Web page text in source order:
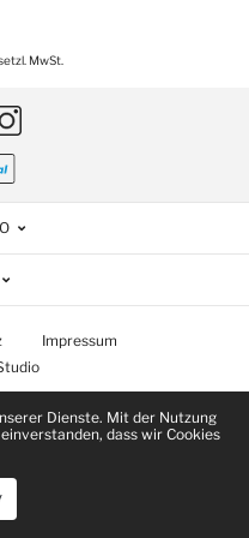
Dienste. Mit der Nutzung
dass wir Cookies
MwSt.
Impressum